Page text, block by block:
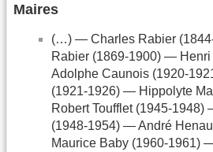
Maires
(…) — Charles Rabier
Rabier (1869-1900) —
Adolphe Caunois (1920-
(1921-1926) — Hippolyte
Robert Toufflet (1945-
(1948-1954) — André
Maurice Baby (1960-1961)